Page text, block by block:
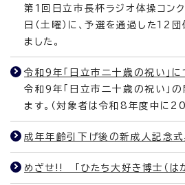
第1回日立市長杯ラジオ体操コン
日（土曜）に、予選を通過した12
ました。
令和9年「日立市二十歳の祝い」に
令和9年「日立市二十歳の祝い」
ます。（対象者は令和8年度中に20
成年年齢引下げ後の新成人記念式
めざせ!! 「ひたち大好き博士（はか